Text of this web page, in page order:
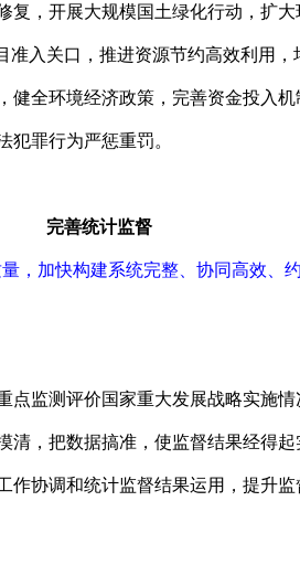
，开展大规模国土绿化行动，扩大
入关口，推进资源节约高效利用，
全环境经济政策，完善资金投入机
罪行为严惩重罚。
完善统计监督
，加快构建系统完整、协同高效、
监测评价国家重大发展战略实施
，把数据搞准，使监督结果经得起
协调和统计监督结果运用，提升监